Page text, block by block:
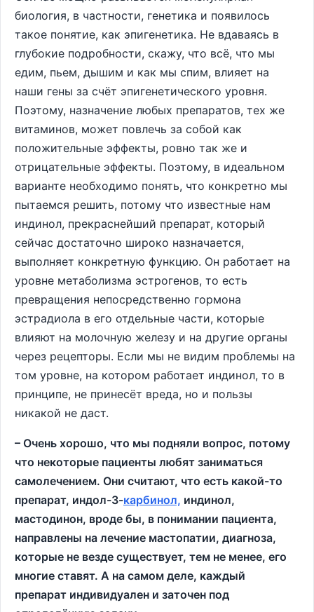
биология, в частности, генетика и появилось
такое понятие, как эпигенетика. Не вдаваясь в
глубокие подробности, скажу, что всё, что мы
едим, пьем, дышим и как мы спим, влияет на
наши гены за счёт эпигенетического уровня.
Поэтому, назначение любых препаратов, тех же
витаминов, может повлечь за собой как
положительные эффекты, ровно так же и
отрицательные эффекты. Поэтому, в идеальном
варианте необходимо понять, что конкретно мы
пытаемся решить, потому что известные нам
индинол, прекраснейший препарат, который
сейчас достаточно широко назначается,
выполняет конкретную функцию. Он работает на
уровне метаболизма эстрогенов, то есть
превращения непосредственно гормона
эстрадиола в его отдельные части, которые
влияют на молочную железу и на другие органы
через рецепторы. Если мы не видим проблемы на
том уровне, на котором работает индинол, то в
принципе, не принесёт вреда, но и пользы
никакой не даст.
– Очень хорошо, что мы подняли вопрос, потому
что некоторые пациенты любят заниматься
самолечением. Они считают, что есть какой-то
препарат, индол-3-карбинол, индинол,
мастодинон, вроде бы, в понимании пациента,
направлены на лечение мастопатии, диагноза,
которые не везде существует, тем не менее, его
многие ставят. А на самом деле, каждый
препарат индивидуален и заточен под